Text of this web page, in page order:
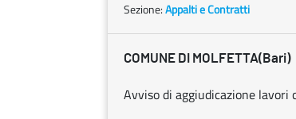
Sezione:Appalti e Contratti
COMUNE DI MOLFETTA(Bari)
Avviso di aggiudicazione lavori